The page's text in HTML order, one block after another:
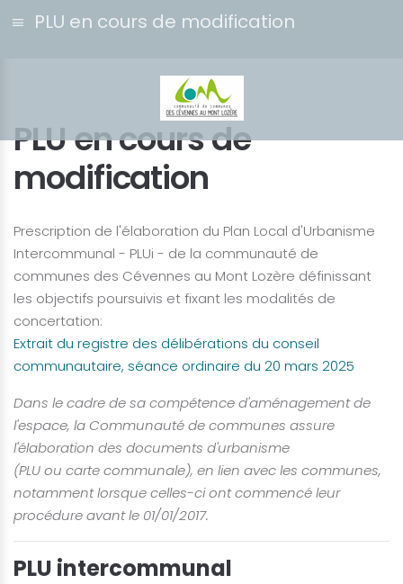
PLU en cours de modification
PLU en cours de
modification
Prescription de l'élaboration du Plan Local d'Urbanisme
Intercommunal - PLUi - de la communauté de
communes des Cévennes au Mont Lozère définissant
les objectifs poursuivis et fixant les modalités de
concertation:
Extrait du registre des délibérations du conseil
communautaire, séance ordinaire du 20 mars 2025
Dans le cadre de sa compétence d'aménagement de
l'espace, la Communauté de communes assure
l'élaboration des documents d'urbanisme
(PLU ou carte communale), en lien avec les communes,
notamment lorsque celles-ci ont commencé leur
procédure avant le 01/01/2017.
PLU intercommunal